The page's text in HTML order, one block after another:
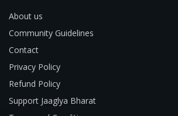
About us
Community Guidelines
Contact
Privacy Policy
Refund Policy
Support Jaaglya Bharat